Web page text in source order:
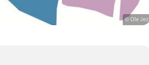
© Ole Jez